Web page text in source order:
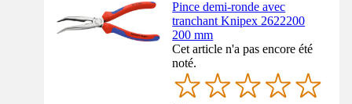
Pince demi-ronde avec
tranchant Knipex 2622200
200 mm
Cet article n'a pas encore été
noté.